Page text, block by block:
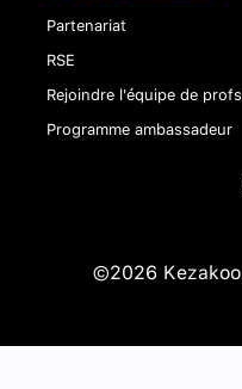
Partenariat
RSE
Rejoindre l'équipe de profs
Programme ambassadeur
©2026